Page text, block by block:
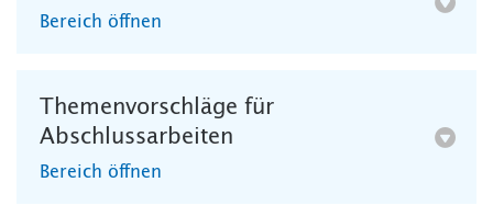
Bereich öffnen
Themenvorschläge für
Abschlussarbeiten
Bereich öffnen